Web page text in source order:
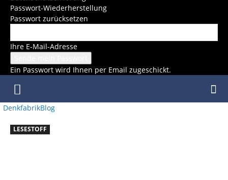
Passwort-Wiederherstellung
Passwort zurücksetzen
Ihre E-Mail-Adresse
Ein Passwort wird Ihnen per Email zugeschickt.
DenkfabrikBlog
LESESTOFF